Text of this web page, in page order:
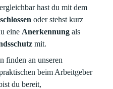
hast du mit dem
oder stehst kurz
eine Anerkennung als
mit.
finden an unseren
beim Arbeitgeber
du bereit,